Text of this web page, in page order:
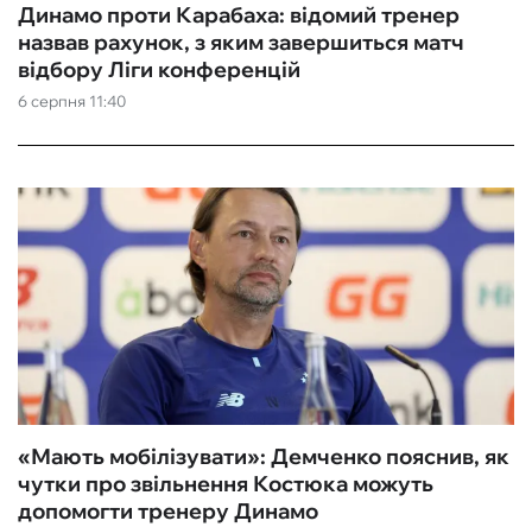
6 серпня 11:40
Динамо проти Карабаха: відомий тренер
назвав рахунок, з яким завершиться матч
відбору Ліги конференцій
«Мають мобілізувати»: Демченко пояснив, як
чутки про звільнення Костюка можуть
допомогти тренеру Динамо